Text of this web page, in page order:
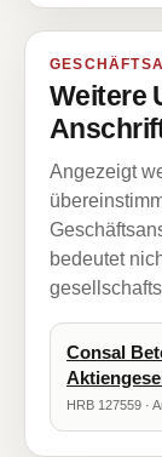
Weitere
Angezeigt
bedeutet
Consal
HRB 127559 ·